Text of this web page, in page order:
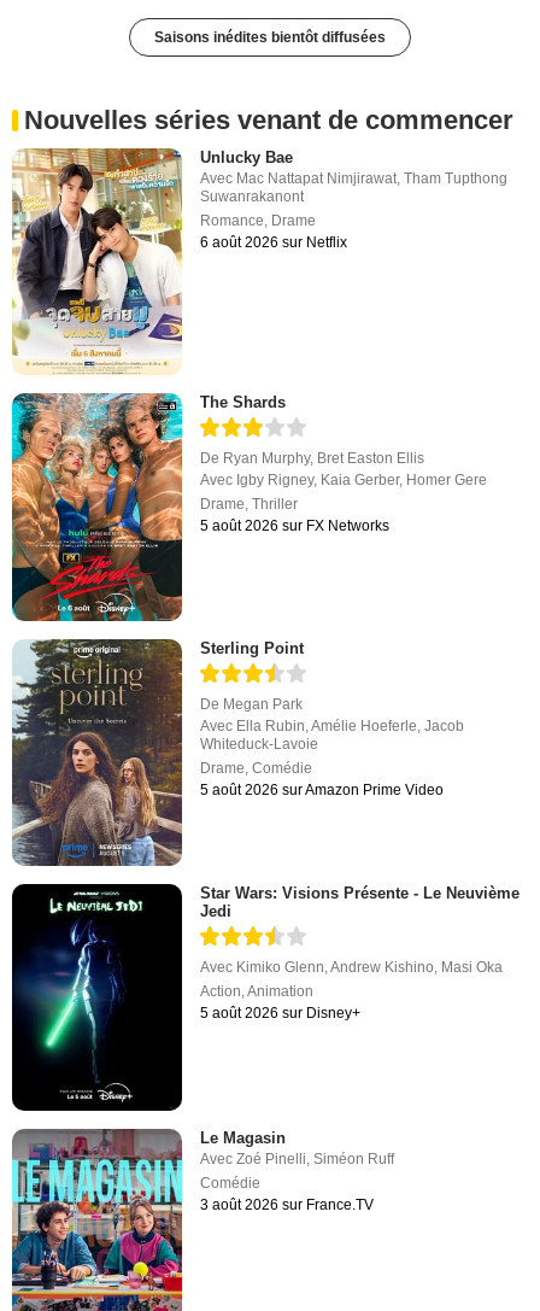
Saisons inédites bientôt diffusées
Nouvelles séries venant de commencer
Unlucky Bae
Avec Mac Nattapat Nimjirawat,Tham Tupthong
Suwanrakanont
Romance, Drame
6 août 2026 sur Netflix
The Shards
De Ryan Murphy, Bret Easton Ellis
Avec Igby Rigney, Kaia Gerber, Homer Gere
Drame,Thriller
5 août 2026 sur FX Networks
Sterling Point
De Megan Park
Avec Ella Rubin ,Amélie Hoeferle ,Jacob
Whiteduck-Lavoie
Drame ,Comédie
5 août 2026 sur Amazon Prime Video
Star Wars: Visions Présente - Le Neuvième
Jedi
Avec Kimiko Glenn,Andrew Kishino, Masi Oka
Action,Animation
5 août 2026 sur Disney+
Le Magasin
AvecZoé Pinelli,Siméon Ruff
Comédie
3 août 2026 sur France.TV